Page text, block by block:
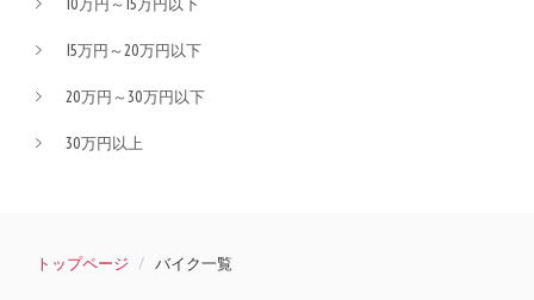
15万円～20万円以下
20万円～30万円以下
30万円以上
トップページ バイク一覧